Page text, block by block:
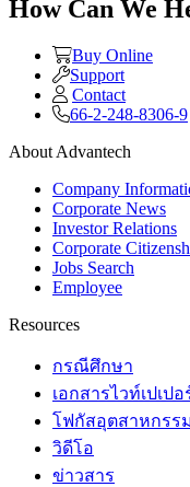
How Can We
Buy Online
Support
Contact
66-2-248-8306-9
About Advantech
Company
Corporate News
Investor Relations
Corporate
Jobs Search
Employee
Resources
กรณีศึกษา
เอกสารไวท์เปเปอ
โฟกัสอุตสาหกรรม
วิดีโอ
ข่าวสาร